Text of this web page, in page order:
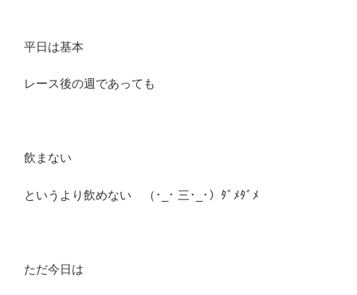
平日は基本
レース後の週であっても
飲まない
というより飲めない （･_･ 三･_･）ﾀﾞﾒﾀﾞﾒ
ただ今日は